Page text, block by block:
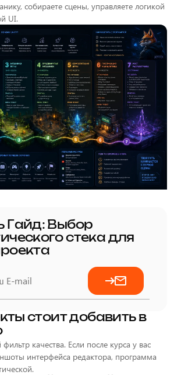
собираете сцены, управляете логикой
UI.
Гайд: Выбор
стека для
стоит добавить в
качества. Если после курса у вас
интерфейса редактора, программа